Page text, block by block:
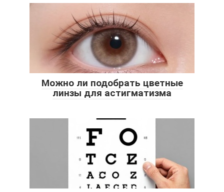
Можно ли подобрать цветные
линзы для астигматизма